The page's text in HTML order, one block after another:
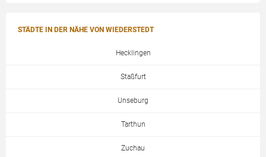
STÄDTE IN DER NÄHE VON WIEDERSTEDT
Hecklingen
Staßfurt
Unseburg
Tarthun
Zuchau